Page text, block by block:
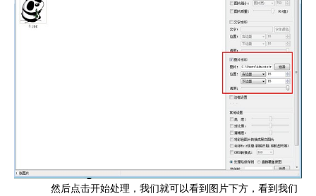
然后点击开始处理，我们就可以看到图片下方，看到我们